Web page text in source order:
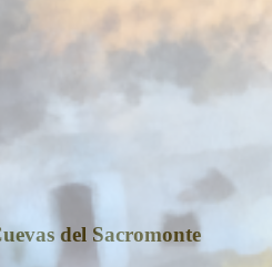
del Sacromonte